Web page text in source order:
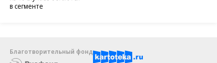
в сегменте
Благотворительный фонд